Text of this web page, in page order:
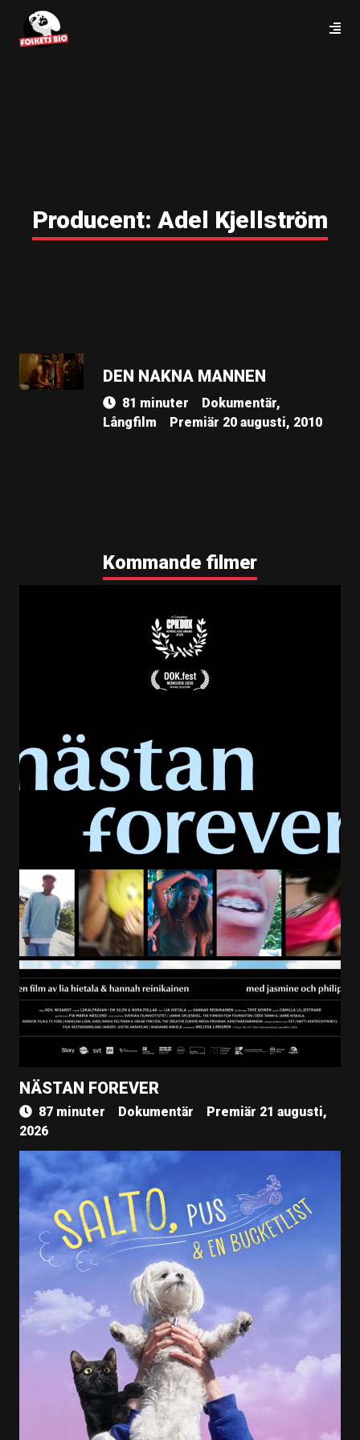
Producent: Adel Kjellström
DEN NAKNA MANNEN
81 minuter
Dokumentär,
Långfilm
Premiär 20 augusti, 2010
Kommande filmer
NÄSTAN FOREVER
87 minuter Dokumentär
Premiär 21 augusti,
2026